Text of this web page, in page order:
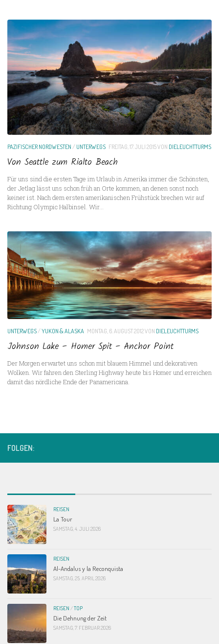
PAZIFISCHER NORDWESTEN/UNTERWEGS FREITAG, 17. JULI 2015VON DIELEUCHTTURMS
Von Seattle zum Rialto Beach
Für uns sind die ersten Tage im Urlaub in Amerika immer die Schönsten,
der Jetlag lässt uns schon früh an Orte kommen, an denen sonst noch
keiner ist. Nach dem ersten amerikanischen Frühstück brechen wir auf
Richtung Olympic Halbinsel. Wir...
UNTERWEGS/YUKON & ALASKA MONTAG, 6. AUGUST 2012VON DIELEUCHTTURMS
Johnson Lake – Homer Spit – Anchor Point
Der Morgen erwartet uns schon mit blauem Himmel und dekorativen
Wolken. Wir fahren den Sterling Highway heute bis Homer und erreichen
damit das nördliche Ende der Panamericana.
FOLGEN:
REISEN
La Tour
SAMSTAG, 4. JULI 2026
REISEN
Al-Andalus y la Reconquista
SAMSTAG, 25. APRIL 2026
REISEN /TOP
Die Dehnung der Zeit
SAMSTAG, 7. FEBRUAR 2026